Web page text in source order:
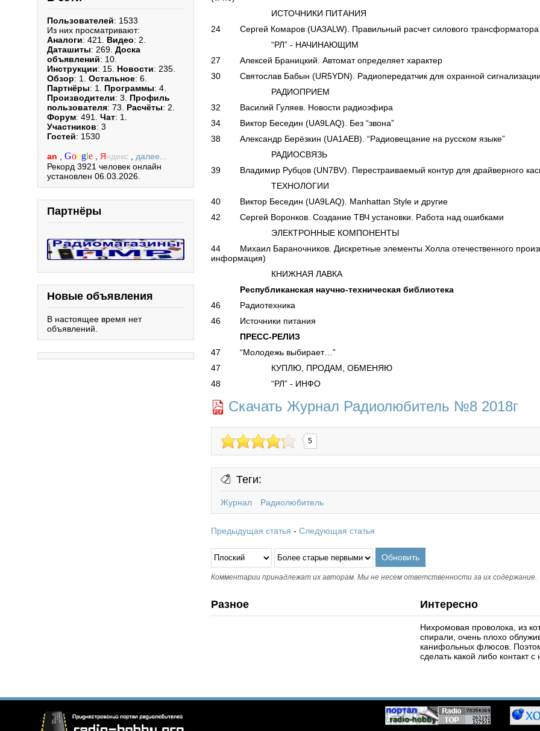
Пользователей: 1533
Из них просматривают:
Аналоги: 421. Видео: 2.
Даташиты: 269. Доска
объявлений: 10.
Инструкции: 15. Новости: 235.
Обзор: 1. Остальное: 6.
Партнёры: 1. Программы: 4.
Производители: 3. Профиль
пользователя: 73. Расчёты: 2.
Форум: 491. Чат: 1.
Участников: 3
Гостей: 1530
an Google Яндекс
далее...
Рекорд 3921 человек онлайн
установлен 06.03.2026.
Партнёры
Новые объявления
В настоящее время нет
объявлений.
ИСТОЧНИКИ ПИТАНИЯ
24 Сергей Комаров (UA3ALW). Правильный расчет силового трансформатора
“РЛ” - НАЧИНАЮЩИМ
27 Алексей Браницкий. Автомат определяет характер
30 Святослав Бабын (UR5YDN). Радиопередатчик для охранной сигнализации
РАДИОПРИЕМ
32 Василий Гуляев. Новости радиоэфира
34 Виктор Беседин (UA9LAQ). Без “звона”
38 Александр Берёзкин (UA1AEB). “Радиовещание на русском языке”
РАДИОСВЯЗЬ
39 Владимир Рубцов (UN7BV). Перестраиваемый контур для драйверного
ТЕХНОЛОГИИ
40 Виктор Беседин (UA9LAQ). Manhattan Style и другие
42 Сергей Воронков. Создание ТВЧ установки. Работа над ошибками
ЭЛЕКТРОННЫЕ КОМПОНЕНТЫ
44 Михаил Бараночников. Дискретные элементы Холла отечественного
информация)
КНИЖНАЯ ЛАВКА
Республиканская научно-техническая библиотека
46 Радиотехника
46 Источники питания
ПРЕСС-РЕЛИЗ
47 “Молодежь выбирает…”
47 КУПЛЮ, ПРОДАМ, ОБМЕНЯЮ
48 “РЛ” - ИНФО
Скачать Журнал Радиолюбитель №8 2018г
5
Теги:
Журнал Радиолюбитель
Предыдущая статья - Следующая статья
Комментарии принадлежат их авторам. Мы не несем ответственности за их содержание.
Разное Интересно
Нихромовая проволока, из
спирали, очень плохо
канифольных флюсов.
сделать какой либо контакт